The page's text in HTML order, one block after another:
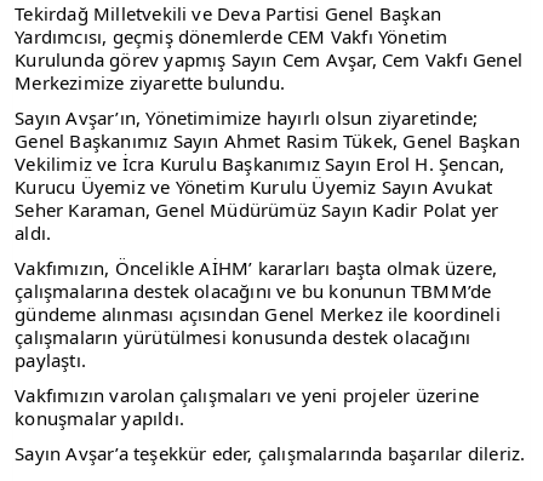
Tekirdağ Milletvekili ve Deva Partisi Genel Başkan
Yardımcısı, geçmiş dönemlerde CEM Vakfı Yönetim
Kurulunda görev yapmış Sayın Cem Avşar, Cem Vakfı Genel
Merkezimize ziyarette bulundu.
Sayın Avşar’ın, Yönetimimize hayırlı olsun ziyaretinde;
Genel Başkanımız Sayın Ahmet Rasim Tükek, Genel Başkan
Vekilimiz ve İcra Kurulu Başkanımız Sayın Erol H. Şencan,
Kurucu Üyemiz ve Yönetim Kurulu Üyemiz Sayın Avukat
Seher Karaman, Genel Müdürümüz Sayın Kadir Polat yer
aldı.
Vakfımızın, Öncelikle AİHM’ kararları başta olmak üzere,
çalışmalarına destek olacağını ve bu konunun TBMM’de
gündeme alınması açısından Genel Merkez ile koordineli
çalışmaların yürütülmesi konusunda destek olacağını
paylaştı.
Vakfımızın varolan çalışmaları ve yeni projeler üzerine
konuşmalar yapıldı.
Sayın Avşar’a teşekkür eder, çalışmalarında başarılar dileriz.